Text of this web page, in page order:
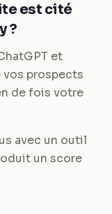
est cité
?
et
prospects
de fois votre
avec un outil
un score